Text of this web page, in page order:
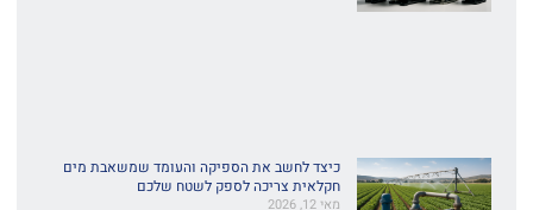
כיצד לחשב את הספיקה והעומד שמשאבת מים
חקלאית צריכה לספק לשטח שלכם
מאי 12, 2026